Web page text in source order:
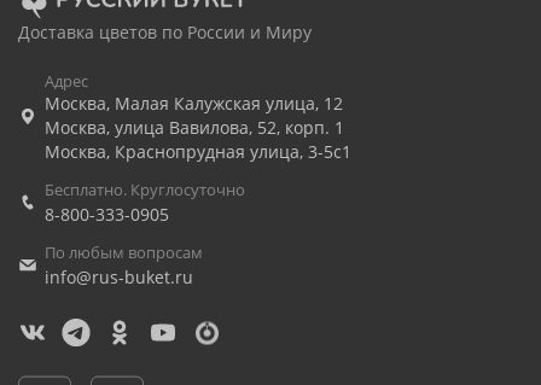
Доставка цветов по России и Миру
Адрес
Москва, Малая Калужская улица, 12
Москва, улица Вавилова, 52, корп. 1
Москва, Краснопрудная улица, 3-5с1
Бесплатно. Круглосуточно
8-800-333-0905
По любым вопросам
info@rus-buket.ru